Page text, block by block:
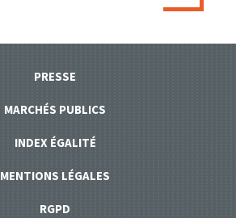
PRESSE
MARCHÉS PUBLICS
INDEX ÉGALITÉ
MENTIONS LÉGALES
RGPD